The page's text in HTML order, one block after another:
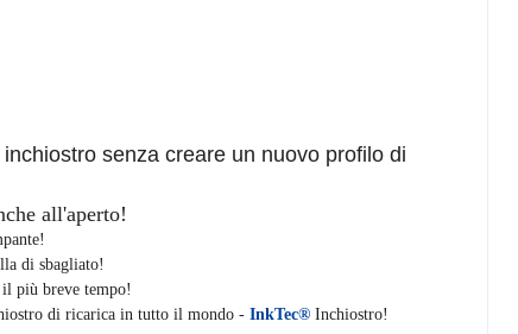
inchiostro senza creare un nuovo profilo di
all'aperto!
di sbagliato!
più breve tempo!
di ricarica in tutto il mondo - InkTec® Inchiostro!